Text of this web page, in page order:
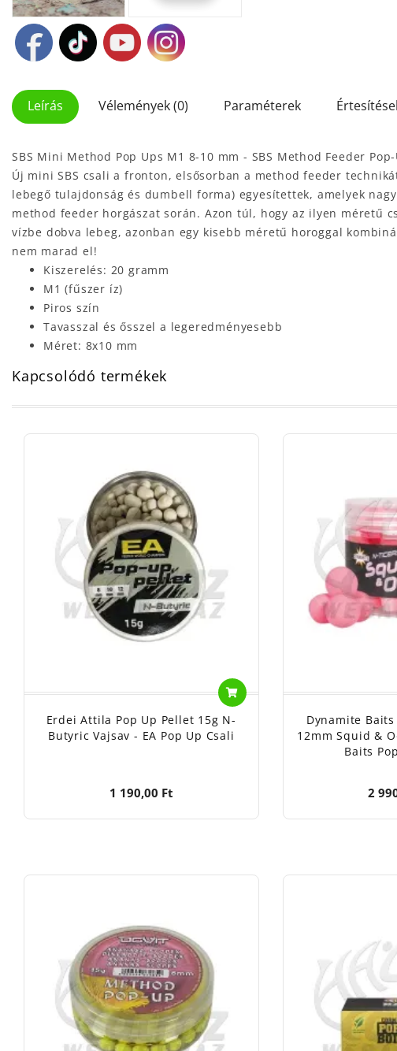
Leírás Vélemények (0) Paraméterek
SBS Mini Method Pop Ups M1 8-10 mm - SBS Method Feeder
Új mini SBS csali a fronton, elsősorban a method feeder
lebegő tulajdonság és dumbell forma) egyesítettek, amelyek
method feeder horgászat során. Azon túl, hogy az ilyen méretű
vízbe dobva lebeg, azonban egy kisebb méretű horoggal
nem marad el!
Kiszerelés: 20 gramm
M1 (fűszer íz)
Piros szín
Tavasszal és ősszel a legeredményesebb
Méret: 8x10 mm
Kapcsolódó termékek
Erdei Attila Pop Up Pellet 15g N-
Butyric Vajsav - EA Pop Up Csali
1 190,00 Ft
Dynamite
12mm Squid &
Baits
2